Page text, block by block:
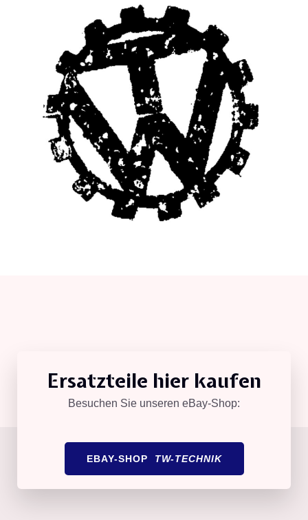
Ersatzteile hier kaufen
Besuchen Sie unseren eBay-Shop:
EBAY-SHOP TW-TECHNIK